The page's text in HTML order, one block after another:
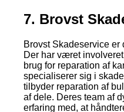
7. Brovst
Brovst Skadeservice
Der har været
brug for reparation af
specialiserer sig i
tilbyder reparation af
af dele. Deres team af
erfaring med, at